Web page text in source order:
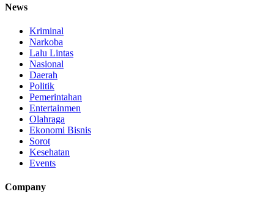
News
Kriminal
Narkoba
Lalu Lintas
Nasional
Daerah
Politik
Pemerintahan
Entertainmen
Olahraga
Ekonomi Bisnis
Sorot
Kesehatan
Events
Company